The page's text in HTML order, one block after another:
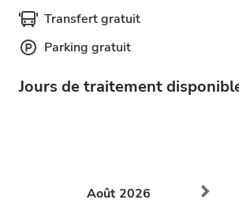
Transfert gratuit
Parking gratuit
Jours de traitement
Août 2026